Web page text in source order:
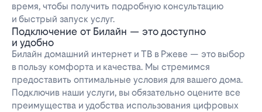
время, чтобы получить подробную консультацию
и быстрый запуск услуг.
Подключение от Билайн — это доступно
и удобно
Билайн домашний интернет и ТВ в Ржеве — это выбор
в пользу комфорта и качества. Мы стремимся
предоставить оптимальные условия для вашего дома.
Подключив наши услуги, вы обязательно оцените все
преимущества и удобства использования цифровых